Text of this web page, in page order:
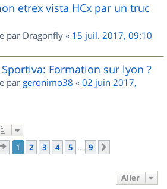
etrex vista HCx par un truc
par Dragonfly « 15 juil. 2017, 09:10
Sportiva: Formation sur lyon ?
par geronimo38 « 02 juin 2017,
Page 1sur
1 2 3 4 5 … 9
Aller